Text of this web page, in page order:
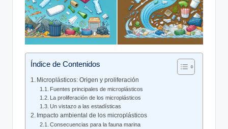
Índice de Contenidos
Microplásticos: ⁢Origen y proliferación
Fuentes principales de microplásticos
La proliferación de los microplásticos
Un vistazo a las estadísticas
Impacto ambiental de los microplásticos
Consecuencias para la fauna marina